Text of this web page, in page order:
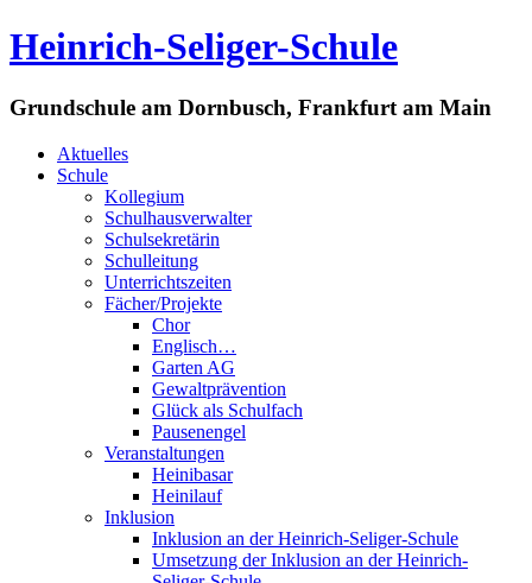
Heinrich-Seliger-Schule
Grundschule am Dornbusch, Frankfurt am Main
Aktuelles
Schule
Kollegium
Schulhausverwalter
Schulsekretärin
Schulleitung
Unterrichtszeiten
Fächer/Projekte
Chor
Englisch…
Garten AG
Gewaltprävention
Glück als Schulfach
Pausenengel
Veranstaltungen
Heinibasar
Heinilauf
Inklusion
Inklusion an der Heinrich-Seliger-Schule
Umsetzung der Inklusion an der Heinrich-